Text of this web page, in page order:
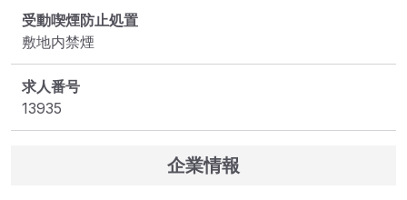
受動喫煙防止処置
敷地内禁煙
求人番号
13935
企業情報